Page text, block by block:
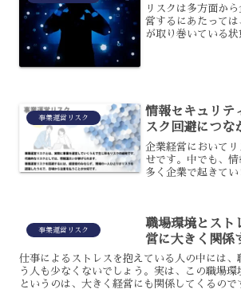
リスクは多方面か
営するにあたって
が取り巻いている
事業運営リスク
情報セキュリテ
スク回避につな
企業経営において
せです。中でも、
多く企業で起きて
やどの企業にも当
事業運営リスク
職場環境とスト
営に大きく関係
仕事によるストレスを抱えている人の中には、
う人も少なくないでしょう。実は、この職場
というのは、大きく経営にも関係してくるの